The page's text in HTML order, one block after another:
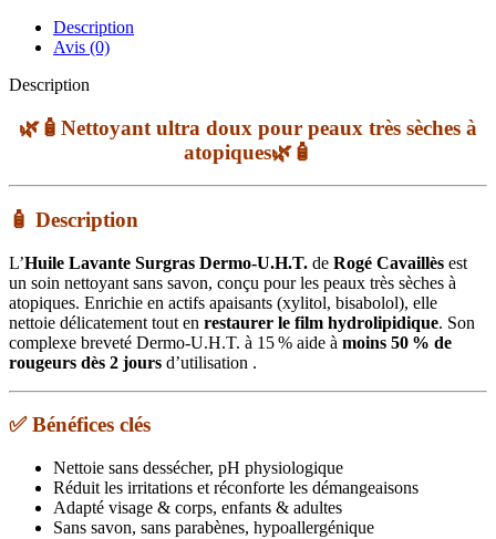
Description
Avis (0)
Description
🌿🧴Nettoyant ultra doux pour peaux très sèches à
atopiques🌿🧴
🧴 Description
L’Huile Lavante Surgras Dermo-U.H.T. de Rogé Cavaillès est
un soin nettoyant sans savon, conçu pour les peaux très sèches à
atopiques. Enrichie en actifs apaisants (xylitol, bisabolol), elle
nettoie délicatement tout en restaurer le film hydrolipidique. Son
complexe breveté Dermo-U.H.T. à 15 % aide à moins 50 % de
rougeurs dès 2 jours d’utilisation .
✅Bénéfices clés
Nettoie sans dessécher, pH physiologique
Réduit les irritations et réconforte les démangeaisons
Adapté visage & corps, enfants & adultes
Sans savon, sans parabènes, hypoallergénique